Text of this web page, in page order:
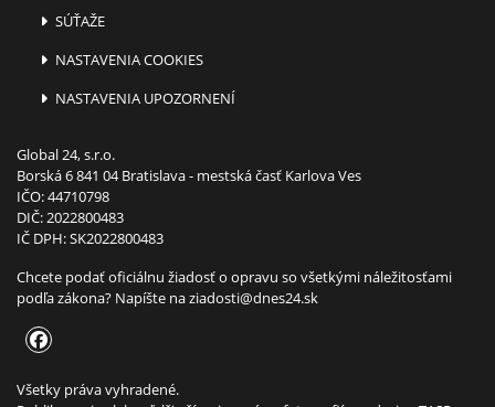
SÚŤAŽE
NASTAVENIA COOKIES
NASTAVENIA UPOZORNENÍ
Global 24, s.r.o.
Borská 6 841 04 Bratislava - mestská časť Karlova Ves
IČO: 44710798
DIČ: 2022800483
IČ DPH: SK2022800483
Chcete podať oficiálnu žiadosť o opravu so všetkými náležitosťami
podľa zákona? Napíšte naziadosti@dnes24.sk
Všetky práva vyhradené.